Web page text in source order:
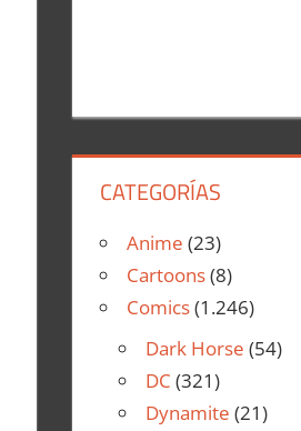
CATEGORÍAS
Anime (23)
Cartoons(8)
Comics(1.246)
Dark Horse (54)
DC (321)
Dynamite (21)